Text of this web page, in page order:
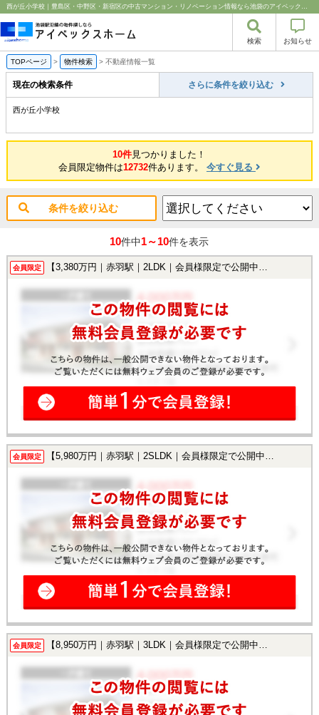
西が丘小学校｜豊島区・中野区・新宿区の中古マンション・リノベーション情報なら池袋のアイベックスホーム！
検索 お知らせ
TOPページ > 物件検索 > 不動産情報一覧
現在の検索条件 さらに条件を絞り込む
西が丘小学校
10件見つかりました！
会員限定物件は12732件あります。 今すぐ見る
条件を絞り込む
10件中1～10件を表示
会員限定 【3,380万円｜赤羽駅｜2LDK｜会員様限定で公開中！】
会員限定 【5,980万円｜赤羽駅｜2SLDK｜会員様限定で公開中！】
会員限定 【8,950万円｜赤羽駅｜3LDK｜会員様限定で公開中！】